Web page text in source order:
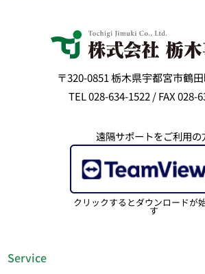
〒320-0851 栃木県宇都宮市鶴
TEL 028-634-1522 / FAX 028-
遠隔サポートをご利用の
クリックするとダウンロードが
す
Service